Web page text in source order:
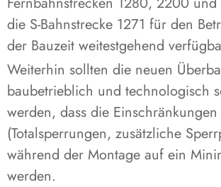
die S-Bahnstrecke 1271 für den
der Bauzeit weitestgehend
Weiterhin sollten die neuen
baubetrieblich und technologisch
werden, dass die Einschränkungen
(Totalsperrungen, zusätzliche
während der Montage auf ein
werden.